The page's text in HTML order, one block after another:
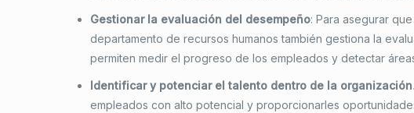
Gestionar la evaluación del desempeño: Para asegurar
departamento de recursos humanos también gestiona la
permiten medir el progreso de los empleados y detectar
Identificar y potenciar el talento dentro de la organización
empleados con alto potencial y proporcionarles